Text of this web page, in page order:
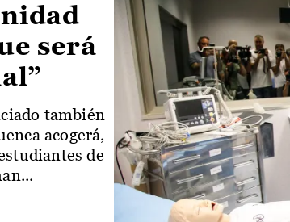
será
también
acogerá,
de